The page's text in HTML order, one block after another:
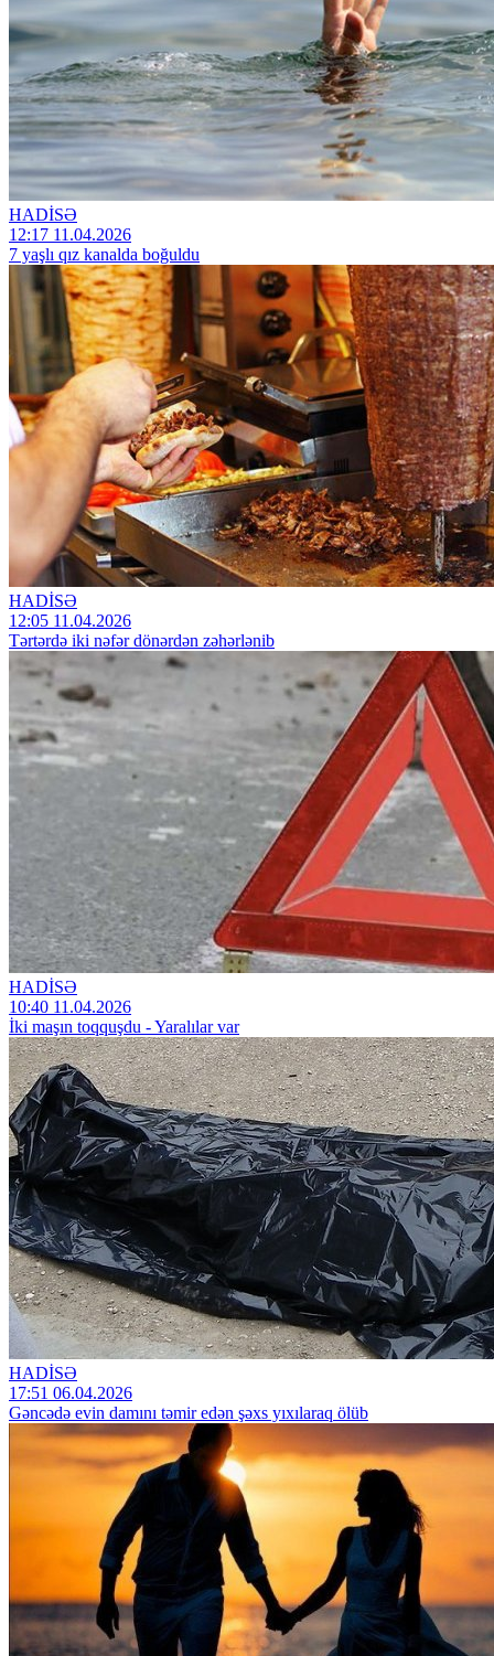
HADİSƏ
12:17 11.04.2026
7 yaşlı qız kanalda boğuldu
HADİSƏ
12:05 11.04.2026
Tərtərdə iki nəfər dönərdən zəhərlənib
HADİSƏ
10:40 11.04.2026
İki maşın toqquşdu - Yaralılar var
HADİSƏ
17:51 06.04.2026
Gəncədə evin damını təmir edən şəxs yıxılaraq ölüb